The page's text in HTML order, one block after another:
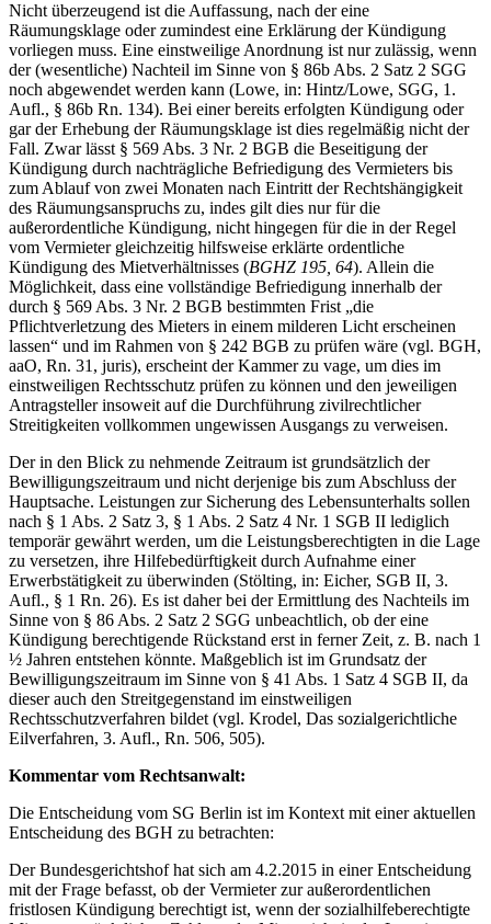
Nicht überzeugend ist die Auffassung, nach der eine
Räumungsklage oder zumindest eine Erklärung der Kündigung
vorliegen muss. Eine einstweilige Anordnung ist nur zulässig, wenn
der (wesentliche) Nachteil im Sinne von § 86b Abs. 2 Satz 2 SGG
noch abgewendet werden kann (Lowe, in: Hintz/Lowe, SGG, 1.
Aufl., § 86b Rn. 134). Bei einer bereits erfolgten Kündigung oder
gar der Erhebung der Räumungsklage ist dies regelmäßig nicht der
Fall. Zwar lässt § 569 Abs. 3 Nr. 2 BGB die Beseitigung der
Kündigung durch nachträgliche Befriedigung des Vermieters bis
zum Ablauf von zwei Monaten nach Eintritt der Rechtshängigkeit
des Räumungsanspruchs zu, indes gilt dies nur für die
außerordentliche Kündigung, nicht hingegen für die in der Regel
vom Vermieter gleichzeitig hilfsweise erklärte ordentliche
Kündigung des Mietverhältnisses (BGHZ 195, 64). Allein die
Möglichkeit, dass eine vollständige Befriedigung innerhalb der
durch § 569 Abs. 3 Nr. 2 BGB bestimmten Frist „die
Pflichtverletzung des Mieters in einem milderen Licht erscheinen
lassen“ und im Rahmen von § 242 BGB zu prüfen wäre (vgl. BGH,
aaO, Rn. 31, juris), erscheint der Kammer zu vage, um dies im
einstweiligen Rechtsschutz prüfen zu können und den jeweiligen
Antragsteller insoweit auf die Durchführung zivilrechtlicher
Streitigkeiten vollkommen ungewissen Ausgangs zu verweisen.
Der in den Blick zu nehmende Zeitraum ist grundsätzlich der
Bewilligungszeitraum und nicht derjenige bis zum Abschluss der
Hauptsache. Leistungen zur Sicherung des Lebensunterhalts sollen
nach § 1 Abs. 2 Satz 3, § 1 Abs. 2 Satz 4 Nr. 1 SGB II lediglich
temporär gewährt werden, um die Leistungsberechtigten in die Lage
zu versetzen, ihre Hilfebedürftigkeit durch Aufnahme einer
Erwerbstätigkeit zu überwinden (Stölting, in: Eicher, SGB II, 3.
Aufl., § 1 Rn. 26). Es ist daher bei der Ermittlung des Nachteils im
Sinne von § 86 Abs. 2 Satz 2 SGG unbeachtlich, ob der eine
Kündigung berechtigende Rückstand erst in ferner Zeit, z. B. nach 1
½ Jahren entstehen könnte. Maßgeblich ist im Grundsatz der
Bewilligungszeitraum im Sinne von § 41 Abs. 1 Satz 4 SGB II, da
dieser auch den Streitgegenstand im einstweiligen
Rechtsschutzverfahren bildet (vgl. Krodel, Das sozialgerichtliche
Eilverfahren, 3. Aufl., Rn. 506, 505).
Kommentar vom Rechtsanwalt:
Die Entscheidung vom SG Berlin ist im Kontext mit einer aktuellen
Entscheidung des BGH zu betrachten:
Der Bundesgerichtshof hat sich am 4.2.2015 in einer Entscheidung
mit der Frage befasst, ob der Vermieter zur außerordentlichen
fristlosen Kündigung berechtigt ist, wenn der sozialhilfeberechtigte